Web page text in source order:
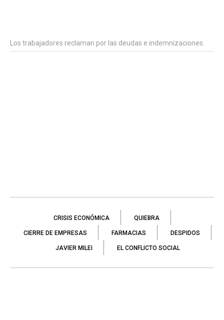
Los trabajadores reclaman por las deudas e indemnizaciones.
CRISIS ECONÓMICA QUIEBRA
CIERRE DE EMPRESAS FARMACIAS DESPIDOS
JAVIER MILEI EL CONFLICTO SOCIAL